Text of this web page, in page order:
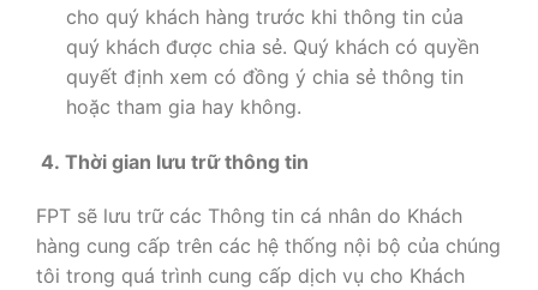
cho quý khách hàng trước khi thông tin của
quý khách được chia sẻ. Quý khách có quyền
quyết định xem có đồng ý chia sẻ thông tin
hoặc tham gia hay không.
4. Thời gian lưu trữ thông tin
FPT sẽ lưu trữ các Thông tin cá nhân do Khách
hàng cung cấp trên các hệ thống nội bộ của chúng
tôi trong quá trình cung cấp dịch vụ cho Khách